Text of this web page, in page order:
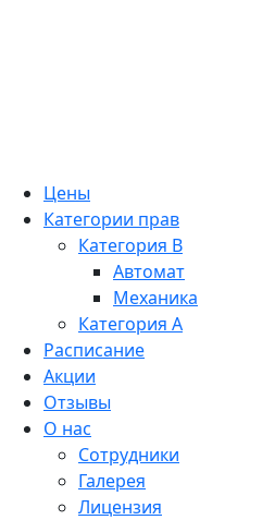
Цены
Категории прав
Категория B
Автомат
Механика
Категория A
Расписание
Акции
Отзывы
О нас
Сотрудники
Галерея
Лицензия